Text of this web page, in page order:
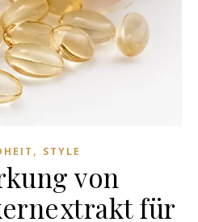
, STYLE
von
für